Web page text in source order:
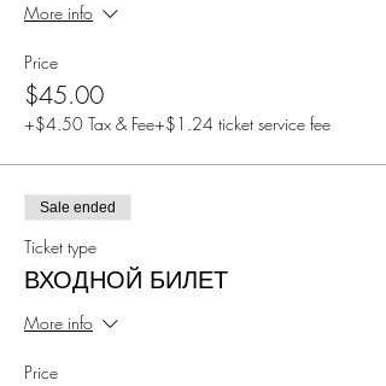
More info
Price
$45.00
+$4.50 Tax & Fee+$1.24 ticket service fee
Sale ended
Ticket type
ВХОДНОЙ БИЛЕТ
More info
Price